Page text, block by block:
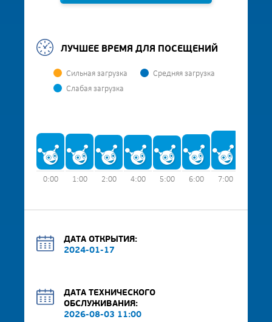
ЛУЧШЕЕ ВРЕМЯ ДЛЯ ПОСЕЩЕНИЙ
Сильная загрузка
Средняя загрузка
Слабая загрузка
0:00 1:00 2:00 4:00 5:00 6:00 7:00
ДАТА ОТКРЫТИЯ:
2024-01-17
ДАТА ТЕХНИЧЕСКОГО
ОБСЛУЖИВАНИЯ:
2026-08-03 11:00